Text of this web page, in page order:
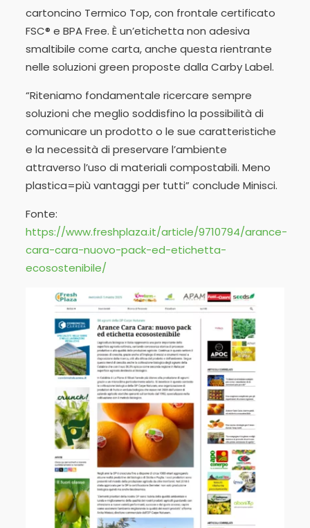
cartoncino Termico Top, con frontale certificato
FSC® e BPA Free. È un’etichetta non adesiva
smaltibile come carta, anche questa rientrante
nelle soluzioni green proposte dalla Carby Label.
“Riteniamo fondamentale ricercare sempre
soluzioni che meglio soddisfino la possibilità di
comunicare un prodotto o le sue caratteristiche
e la necessità di preservare l’ambiente
attraverso l’uso di materiali compostabili. Meno
plastica=più vantaggi per tutti” conclude Minisci.
Fonte:
https://www.freshplaza.it/article/9710794/arance-
cara-cara-nuovo-pack-ed-etichetta-
ecosostenibile/